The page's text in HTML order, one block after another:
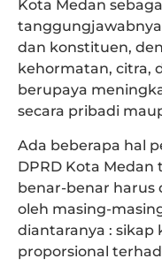
Kota Medan
dan konstituen,
kehormatan, citra,
berupaya
secara pribadi
Ada beberapa hal
DPRD Kota
benar-benar harus
oleh masing-
diantaranya : sikap
proporsional